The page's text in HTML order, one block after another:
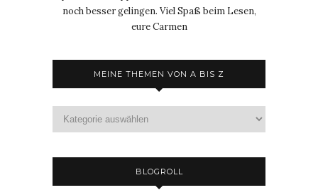
noch besser gelingen. Viel Spaß beim Lesen,
eure Carmen
MEINE THEMEN VON A BIS Z
Themen
BLOGROLL